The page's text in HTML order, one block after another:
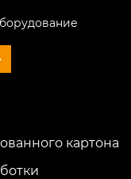
картона